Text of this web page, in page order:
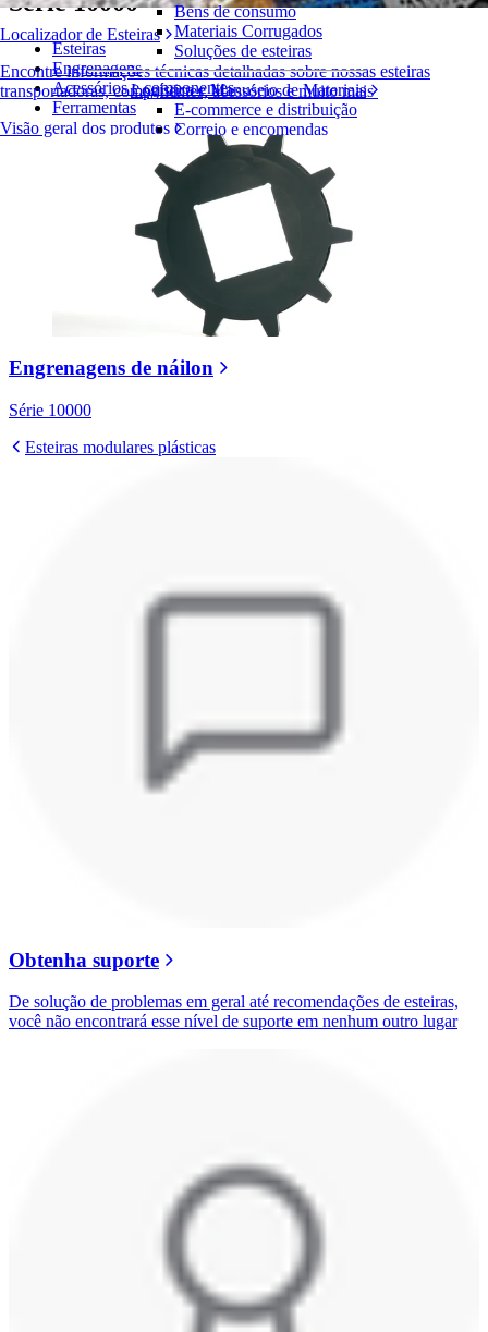
Localizador de Esteiras
Encontre informações técnicas detalhadas sobre nossas esteiras
transportadoras, componentes, acessórios e muito mais
Visão geral dos produtos
Bens de consumo
Materiais Corrugados
Soluções de esteiras
Logística e Manuseio de Materiais
E-commerce e distribuição
Correio e encomendas
Pneus e Automotivos
Pneus
Automotivo
Baterias de VE
Industrial
Visão geral das indústrias
Esteiras
Engrenagens
Acessórios e componentes
Ferramentas
Engrenagens de náilon
Série 10000
Esteiras modulares plásticas
Obtenha suporte
De solução de problemas em geral até recomendações de esteiras,
você não encontrará esse nível de suporte em nenhum outro lugar